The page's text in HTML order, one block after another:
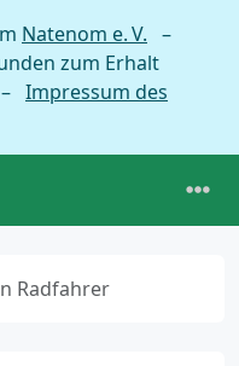
Natenom e. V. –
zum Erhalt
Impressum des
Radfahrer